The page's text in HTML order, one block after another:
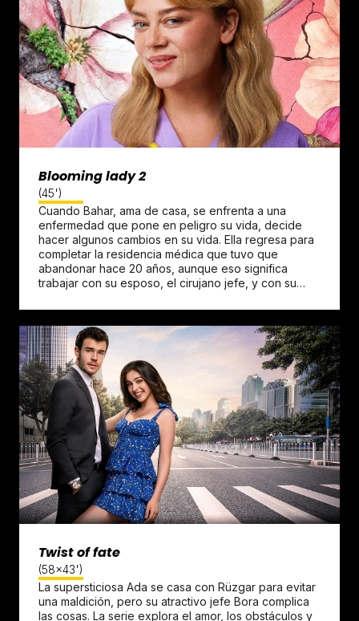
Blooming lady 2
(45')
Cuando Bahar, ama de casa, se enfrenta a una
enfermedad que pone en peligro su vida, decide
hacer algunos cambios en su vida. Ella regresa para
completar la residencia médica que tuvo que
abandonar hace 20 años, aunque eso significa
trabajar con su esposo, el cirujano jefe, y con su…
Twist of fate
(58x43')
La supersticiosa Ada se casa con Rüzgar para evitar
una maldición, pero su atractivo jefe Bora complica
las cosas. La serie explora el amor, los obstáculos y